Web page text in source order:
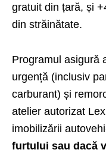
gratuit din țară, și
din străinătate.
Programul asigură
urgență (inclusiv
carburant) și
atelier autorizat
imobilizării
furtului sau dacă